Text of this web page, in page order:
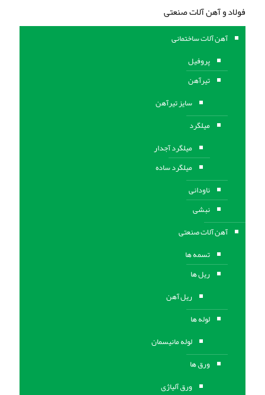
فولاد و آهن آلات صنعتی
آهن آلات ساختمانی
پروفیل
تیرآهن
سایز تیرآهن
میلگرد
میلگرد آجدار
میلگرد ساده
ناودانی
نبشی
آهن آلات صنعتی
تسمه ها
ریل ها
ریل آهن
لوله ها
لوله مانیسمان
ورق ها
ورق آلیاژی